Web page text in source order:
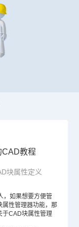
教程
块属性定义
，如果想要方便管
属性管理器功能，那
于CAD块属性管理